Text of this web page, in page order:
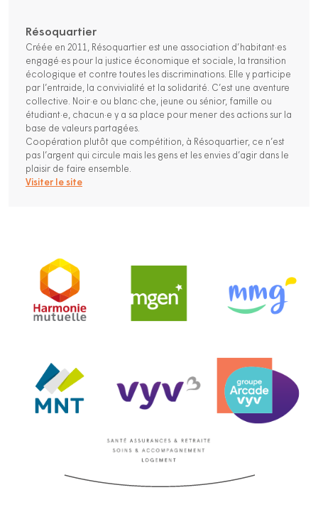
Résoquartier
Créée en 2011, Résoquartier est une association d’habitant·es
engagé·es pour la justice économique et sociale, la transition
écologique et contre toutes les discriminations. Elle y participe
par l’entraide, la convivialité et la solidarité. C’est une aventure
collective. Noir·e ou blanc·che, jeune ou sénior, famille ou
étudiant·e, chacun·e y a sa place pour mener des actions sur la
base de valeurs partagées.
Coopération plutôt que compétition, à Résoquartier, ce n’est
pas l’argent qui circule mais les gens et les envies d’agir dans le
plaisir de faire ensemble.
Visiter le site